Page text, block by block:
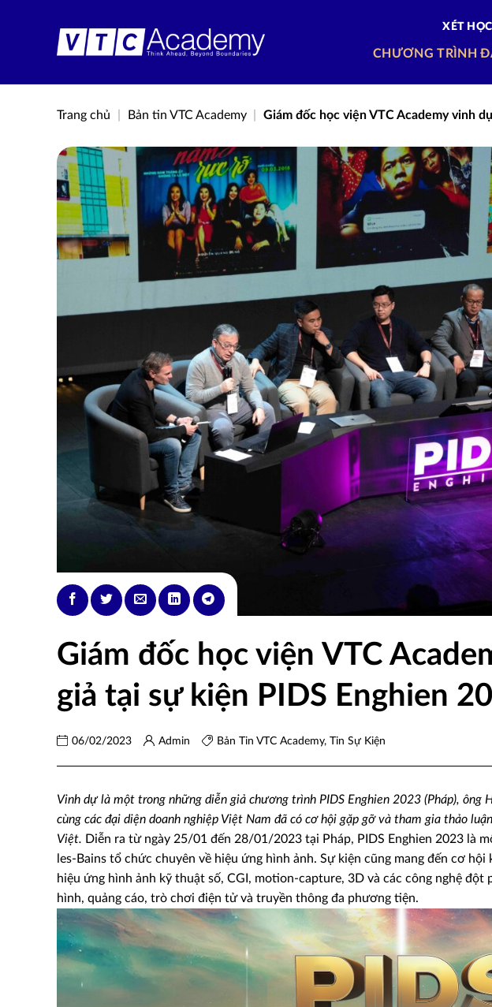
XÉT
CHƯƠNG TRÌNH
Trang chủ Bản tin VTC Academy Giám đốc học viện VTC Academy vinh
Giám đốc học viện VTC
giả tại sự kiện PIDS Enghien
06/02/2023 Admin Bản Tin VTC Academy, Tin Sự Kiện
Vinh dự là một trong những diễn giả chương trình PIDS Enghien 2023 (Pháp), ông
cùng các đại diện doanh nghiệp Việt Nam đã có cơ hội gặp gỡ và tham gia thảo
Việt. Diễn ra từ ngày 25/01 đến 28/01/2023 tại Pháp, PIDS Enghien 2023 là
les-Bains tổ chức chuyên về hiệu ứng hình ảnh. Sự kiện cũng mang đến cơ
hiệu ứng hình ảnh kỹ thuật số, CGI, motion-capture, 3D và các công nghệ đột
hình, quảng cáo, trò chơi điện tử và truyền thông đa phương tiện.